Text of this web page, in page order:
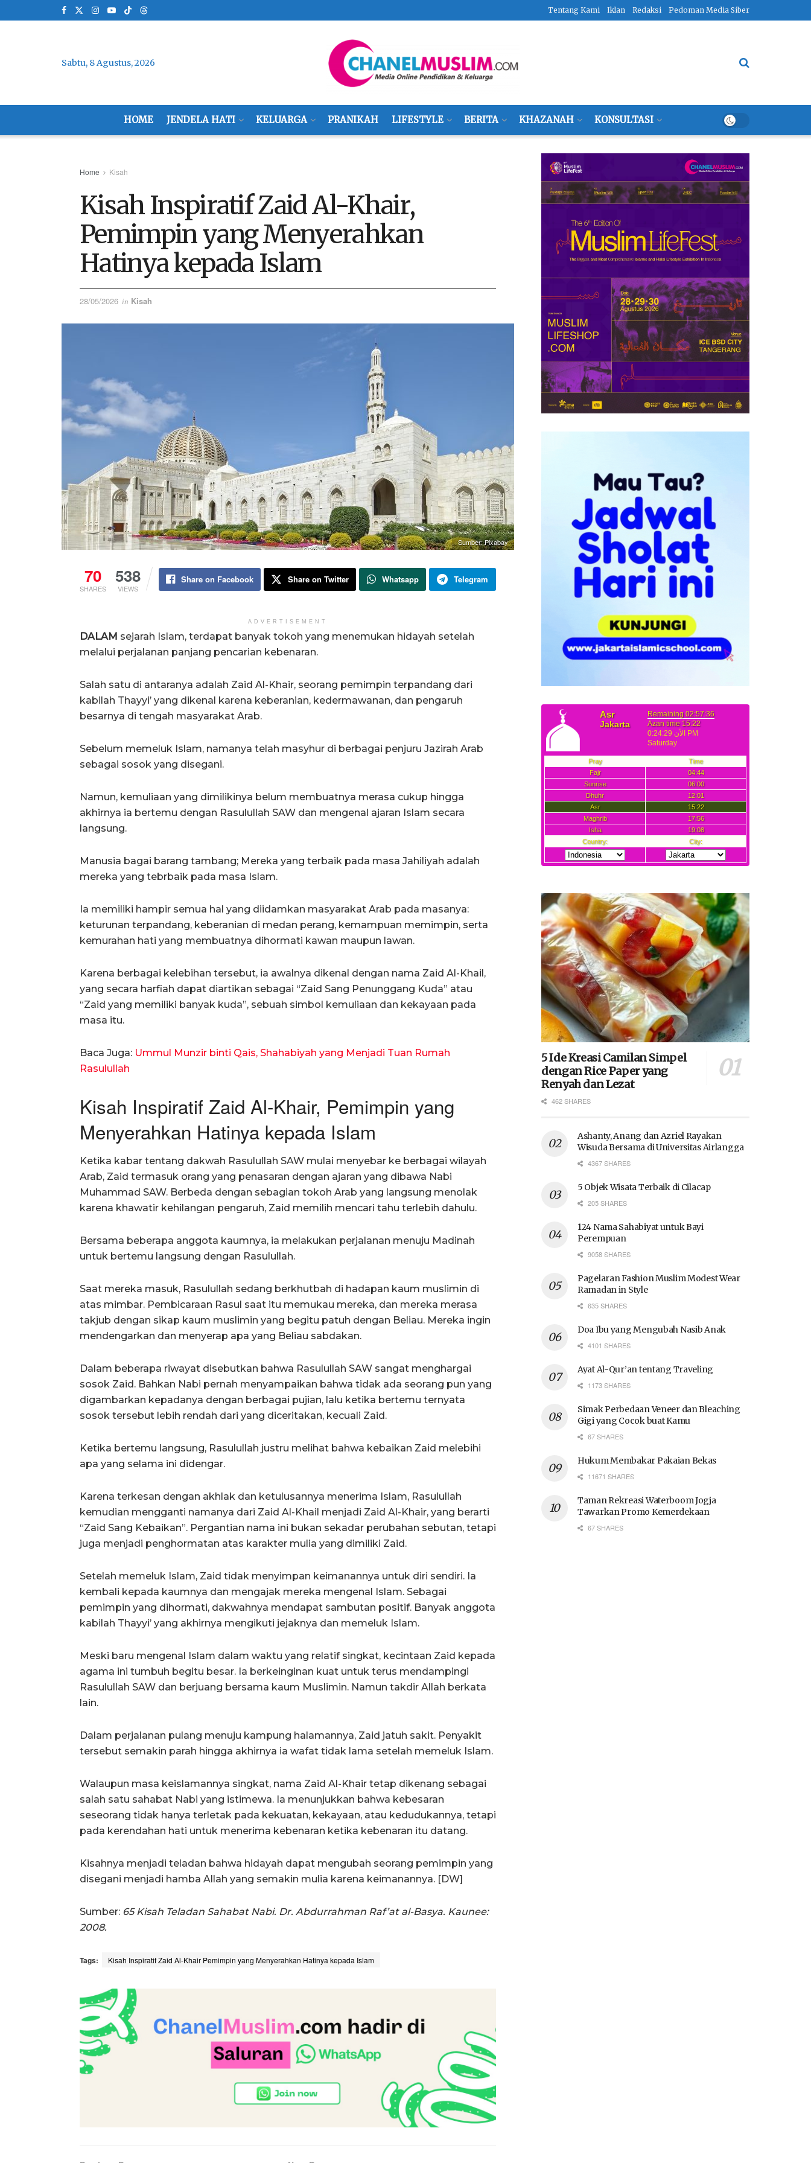
Tentang Kami Iklan Redaksi Pedoman Media Siber
Sabtu, 8 Agustus, 2026
HOME JENDELA HATI KELUARGA PRANIKAH LIFESTYLE BERITA KHAZANAH KONSULTASI
Home Kisah
Kisah Inspiratif Zaid Al-Khair,
Pemimpin yang Menyerahkan
Hatinya kepada Islam
28/05/2026 in Kisah
Sumber: Pixabay
70
SHARES
538
VIEWS
Share on Facebook Share on Twitter Whatsapp Telegram
ADVERTISEMENT
DALAM sejarah Islam, terdapat banyak tokoh yang menemukan hidayah setelah
melalui perjalanan panjang pencarian kebenaran.
Salah satu di antaranya adalah Zaid Al-Khair, seorang pemimpin terpandang dari
kabilah Thayyi’ yang dikenal karena keberanian, kedermawanan, dan pengaruh
besarnya di tengah masyarakat Arab.
Sebelum memeluk Islam, namanya telah masyhur di berbagai penjuru Jazirah Arab
sebagai sosok yang disegani.
Namun, kemuliaan yang dimilikinya belum membuatnya merasa cukup hingga
akhirnya ia bertemu dengan Rasulullah SAW dan mengenal ajaran Islam secara
langsung.
Manusia bagai barang tambang; Mereka yang terbaik pada masa Jahiliyah adalah
mereka yang tebrbaik pada masa Islam.
Ia memiliki hampir semua hal yang diidamkan masyarakat Arab pada masanya:
keturunan terpandang, keberanian di medan perang, kemampuan memimpin, serta
kemurahan hati yang membuatnya dihormati kawan maupun lawan.
Karena berbagai kelebihan tersebut, ia awalnya dikenal dengan nama Zaid Al-Khail,
yang secara harfiah dapat diartikan sebagai “Zaid Sang Penunggang Kuda” atau
“Zaid yang memiliki banyak kuda”, sebuah simbol kemuliaan dan kekayaan pada
masa itu.
Baca Juga: Ummul Munzir binti Qais, Shahabiyah yang Menjadi Tuan Rumah
Rasulullah
Kisah Inspiratif Zaid Al-Khair, Pemimpin yang
Menyerahkan Hatinya kepada Islam
Ketika kabar tentang dakwah Rasulullah SAW mulai menyebar ke berbagai wilayah
Arab, Zaid termasuk orang yang penasaran dengan ajaran yang dibawa Nabi
Muhammad SAW. Berbeda dengan sebagian tokoh Arab yang langsung menolak
karena khawatir kehilangan pengaruh, Zaid memilih mencari tahu terlebih dahulu.
Bersama beberapa anggota kaumnya, ia melakukan perjalanan menuju Madinah
untuk bertemu langsung dengan Rasulullah.
Saat mereka masuk, Rasulullah sedang berkhutbah di hadapan kaum muslimin di
atas mimbar. Pembicaraan Rasul saat itu memukau mereka, dan mereka merasa
takjub dengan sikap kaum muslimin yang begitu patuh dengan Beliau. Mereka ingin
mendengarkan dan menyerap apa yang Beliau sabdakan.
Dalam beberapa riwayat disebutkan bahwa Rasulullah SAW sangat menghargai
sosok Zaid. Bahkan Nabi pernah menyampaikan bahwa tidak ada seorang pun yang
digambarkan kepadanya dengan berbagai pujian, lalu ketika bertemu ternyata
sosok tersebut lebih rendah dari yang diceritakan, kecuali Zaid.
Ketika bertemu langsung, Rasulullah justru melihat bahwa kebaikan Zaid melebihi
apa yang selama ini didengar.
Karena terkesan dengan akhlak dan ketulusannya menerima Islam, Rasulullah
kemudian mengganti namanya dari Zaid Al-Khail menjadi Zaid Al-Khair, yang berarti
“Zaid Sang Kebaikan”. Pergantian nama ini bukan sekadar perubahan sebutan, tetapi
juga menjadi penghormatan atas karakter mulia yang dimiliki Zaid.
Setelah memeluk Islam, Zaid tidak menyimpan keimanannya untuk diri sendiri. Ia
kembali kepada kaumnya dan mengajak mereka mengenal Islam. Sebagai
pemimpin yang dihormati, dakwahnya mendapat sambutan positif. Banyak anggota
kabilah Thayyi’ yang akhirnya mengikuti jejaknya dan memeluk Islam.
Meski baru mengenal Islam dalam waktu yang relatif singkat, kecintaan Zaid kepada
agama ini tumbuh begitu besar. Ia berkeinginan kuat untuk terus mendampingi
Rasulullah SAW dan berjuang bersama kaum Muslimin. Namun takdir Allah berkata
lain.
Dalam perjalanan pulang menuju kampung halamannya, Zaid jatuh sakit. Penyakit
tersebut semakin parah hingga akhirnya ia wafat tidak lama setelah memeluk Islam.
Walaupun masa keislamannya singkat, nama Zaid Al-Khair tetap dikenang sebagai
salah satu sahabat Nabi yang istimewa. Ia menunjukkan bahwa kebesaran
seseorang tidak hanya terletak pada kekuatan, kekayaan, atau kedudukannya, tetapi
pada kerendahan hati untuk menerima kebenaran ketika kebenaran itu datang.
Kisahnya menjadi teladan bahwa hidayah dapat mengubah seorang pemimpin yang
disegani menjadi hamba Allah yang semakin mulia karena keimanannya. [DW]
Sumber: 65 Kisah Teladan Sahabat Nabi. Dr. Abdurrahman Raf’at al-Basya. Kaunee:
2008.
Tags: Kisah Inspiratif Zaid Al-Khair Pemimpin yang Menyerahkan Hatinya kepada Islam
5 Ide Kreasi Camilan Simpel
dengan Rice Paper yang
Renyah dan Lezat
462 SHARES
Ashanty, Anang dan Azriel Rayakan
Wisuda Bersama di Universitas Airlangga
4367 SHARES
5 Objek Wisata Terbaik di Cilacap
205 SHARES
124 Nama Sahabiyat untuk Bayi
Perempuan
9058 SHARES
Pagelaran Fashion Muslim Modest Wear
Ramadan in Style
635 SHARES
Doa Ibu yang Mengubah Nasib Anak
4101 SHARES
Ayat Al-Qur’an tentang Traveling
1173 SHARES
Simak Perbedaan Veneer dan Bleaching
Gigi yang Cocok buat Kamu
67 SHARES
Hukum Membakar Pakaian Bekas
11671 SHARES
Taman Rekreasi Waterboom Jogja
Tawarkan Promo Kemerdekaan
67 SHARES